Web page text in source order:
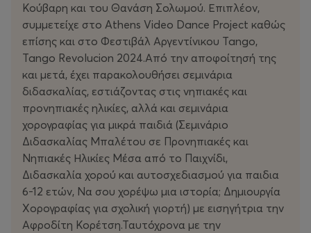
Κούβαρη και του Θανάση Σολωμού. Επιπλέον,
συμμετείχε στο Athens Video Dance Project καθώς
επίσης και στο Φεστιβάλ Αργεντίνικου Tango,
Tango Revolucion 2024.Από την αποφοίτησή της
και μετά, έχει παρακολουθήσει σεμινάρια
διδασκαλίας, εστιάζοντας στις νηπιακές και
προνηπιακές ηλικίες, αλλά και σεμινάρια
χορογραφίας για μικρά παιδιά (Σεμινάριο
Διδασκαλίας Μπαλέτου σε Προνηπιακές και
Νηπιακές Ηλικίες Μέσα από το Παιχνίδι,
Διδασκαλία χορού και αυτοσχεδιασμού για παιδια
6-12 ετών, Να σου χορέψω μια ιστορία; Δημιουργία
Χορογραφίας για σχολική γιορτή) με εισηγήτρια την
Αφροδίτη Κορέτση.Ταυτόχρονα με την